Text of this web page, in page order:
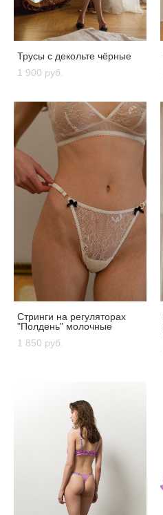
Трусы с декольте чёрные
1 900 pуб.
Стринги на регуляторах
"Полдень" молочные
1 850 pуб.